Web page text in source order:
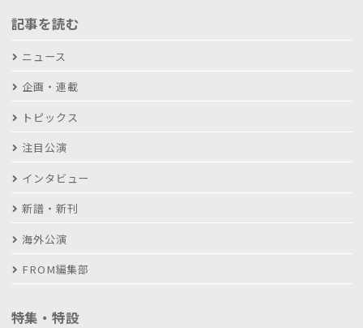
記事を読む
ニュース
企画・連載
トピックス
注目公演
インタビュー
新譜・新刊
海外公演
FROM編集部
特集・特設